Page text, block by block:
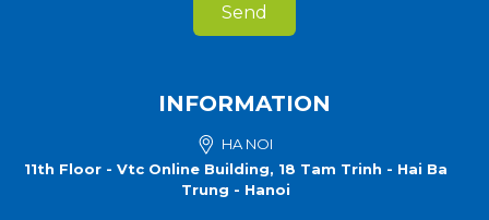
Send
INFORMATION
HA NOI
11th Floor - Vtc Online Building, 18 Tam Trinh - Hai Ba
Trung - Hanoi